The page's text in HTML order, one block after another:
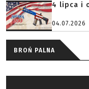
4 lipca i
04.07.2026
BROŃ PALNA